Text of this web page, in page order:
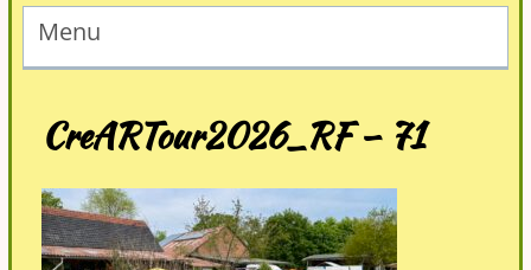
Menu
CreARTour2026_RF – 71